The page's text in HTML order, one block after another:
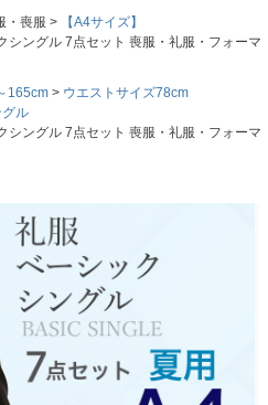
・喪服
【A4サイズ】
シングル 7点セット 喪服・礼服・フォーマ
165cm
ウエストサイズ78cm
ル
シングル 7点セット 喪服・礼服・フォーマ